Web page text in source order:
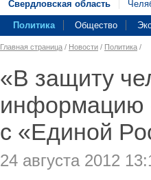
Свердловская область
Политика Общество
Главная страница / Новости / Политика /
«В защиту
информацию
с «Единой
24 августа 2012